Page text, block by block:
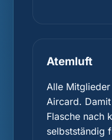
Atemluft
Alle
Aircard.
Flasche nach
selbstständig